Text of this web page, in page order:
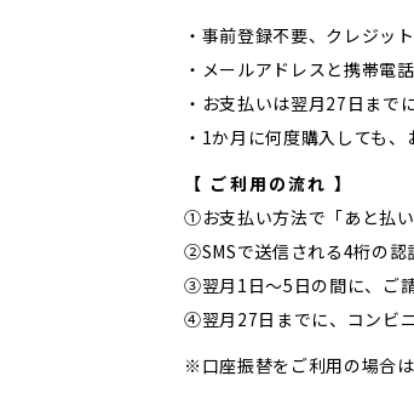
・事前登録不要、クレジッ
・メールアドレスと携帯電
・お支払いは翌月27日まで
・1か月に何度購入しても、
【 ご利用の流れ 】
①お支払い方法で「あと払
②SMSで送信される4桁の認
③翌月1日〜5日の間に、ご
④翌月27日までに、コンビ
※口座振替をご利用の場合